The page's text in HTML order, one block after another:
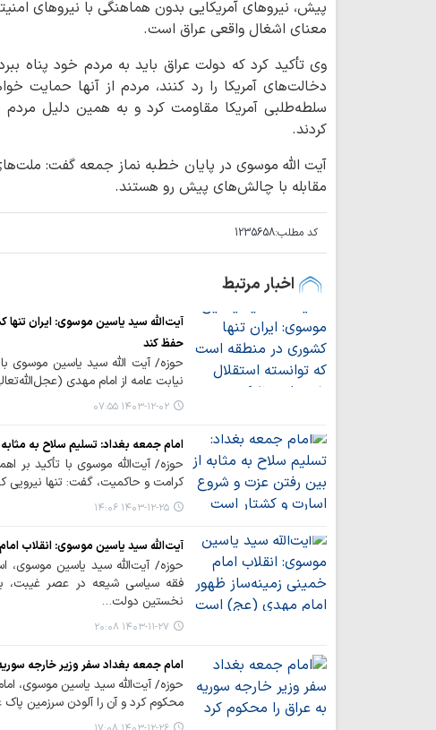
پیش، نیروهای آمریکایی بدون هماهنگی با نیروهای
معنای اشغال واقعی عراق است.
وی تأکید کرد که دولت عراق باید به مردم خود پناه
دخالت‌های آمریکا را رد کنند، مردم از آنها حمایت
سلطه‌طلبی آمریکا مقاومت کرد و به همین دلیل
کردند.
آیت الله موسوی در پایان خطبه نماز جمعه گفت:
مقابله با چالش‌های پیش رو هستند.
کد مطلب:1235658
اخبار مرتبط
آیت‌الله سید یاسین موسوی: ایران
حفظ کند
حوزه/ آیت الله سید یاسین موسوی با
نیابت عامه از امام مهدی
۱۴۰۳-۱۲-۰۲ ۰۷:۵۵
امام جمعه بغداد: تسلیم سلاح به
حوزه/ آیت‌الله موسوی با تأکید بر
کرامت و حاکمیت، گفت: تنها نیرویی
۱۴۰۳-۱۲-۲۵ ۱۴:۰۶
آیت‌الله سید یاسین موسوی: انقلاب
حوزه/ آیت‌الله سید یاسین موسوی،
فقه سیاسی شیعه در عصر غیبت،
نخستین دولت…
۱۴۰۳-۱۱-۲۷ ۲۰:۰۸
امام جمعه بغداد سفر وزیر خارجه
حوزه/ آیت‌الله سید یاسین موسوی،
محکوم کرد و آن را آلودن سرزمین